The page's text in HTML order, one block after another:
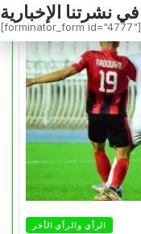
Avril 30, 2026
الرأي والرأي الأخر
[forminator_form id="4777"]